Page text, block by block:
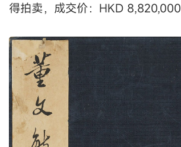
得拍卖，成交价：HKD 8,820,000